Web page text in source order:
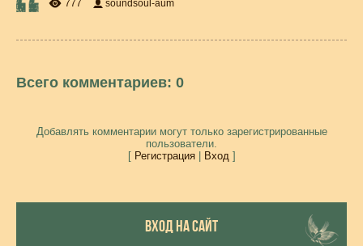
777 soundsoul-aum
Всего комментариев: 0
Добавлять комментарии могут только зарегистрированные
пользователи.
[ Регистрация| Вход]
ВХОД НА САЙТ